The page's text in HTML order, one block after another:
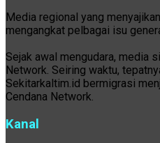
Media regional yang
mengangkat pelbagai isu
Sejak awal mengudara, media
Network. Seiring waktu,
Sekitarkaltim.id bermigrasi
Cendana Network.
Kanal